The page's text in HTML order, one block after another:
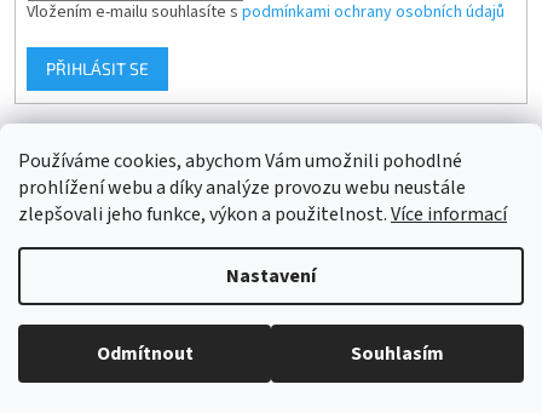
Používáme cookies, abychom Vám umožnili pohodlné
prohlížení webu a díky analýze provozu webu neustále
zlepšovali jeho funkce, výkon a použitelnost.Více informací
Nastavení
Odmítnout Souhlasím
Prodáváme originální a prověřené autobaterie. Před expedicí měříme
Vložením e-mailu souhlasíte s podmínkami ochrany osobních údajů
PŘIHLÁSIT SE
Copyright 2026AutobaterieHNED.cz. Všechna práva vyhrazena.
Upravit nastavení cookies